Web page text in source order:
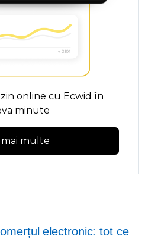
online cu Ecwid în
minute
mai multe
electronic: tot ce